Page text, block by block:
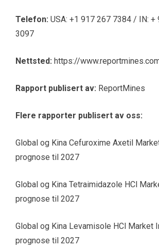
Telefon: USA: +1 917 267 7384 / IN: +
3097
Nettsted: https://
Rapport publisert av: ReportMines
Flere rapporter publisert av oss:
Global og Kina Cefuroxime Axetil
prognose til 2027
Global og Kina Tetraimidazole HCl
prognose til 2027
Global og Kina Levamisole HCl Market
prognose til 2027